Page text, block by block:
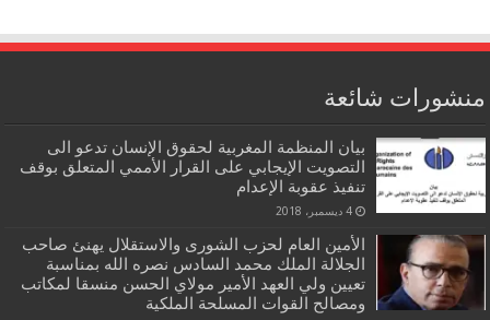
منشورات شائعة
بيان المنظمة المغربية لحقوق الإنسان تدعو الى
التصويت الإيجابي على القرار الأممي المتعلق بوقف
تنفيذ عقوبة الإعدام
4 ديسمبر، 2018
الأمين العام لحزب الشورى والاستقلال يهنئ صاحب
الجلالة الملك محمد السادس نصره الله بمناسبة
تعيين ولي العهد الأمير مولاي الحسن منسقا لمكاتب
ومصالح القوات المسلحة الملكية